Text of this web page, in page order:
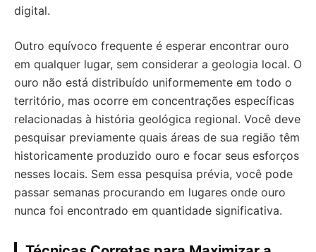
digital.
Outro equívoco frequente é esperar encontrar ouro
em qualquer lugar, sem considerar a geologia local. O
ouro não está distribuído uniformemente em todo o
território, mas ocorre em concentrações específicas
relacionadas à história geológica regional. Você deve
pesquisar previamente quais áreas de sua região têm
historicamente produzido ouro e focar seus esforços
nesses locais. Sem essa pesquisa prévia, você pode
passar semanas procurando em lugares onde ouro
nunca foi encontrado em quantidade significativa.